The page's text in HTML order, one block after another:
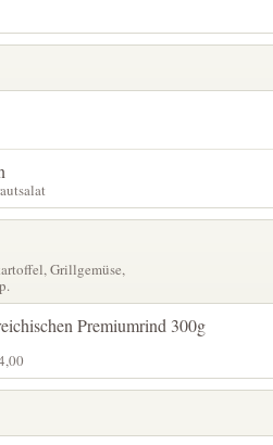
Grillgemüse,
Premiumrind 300g